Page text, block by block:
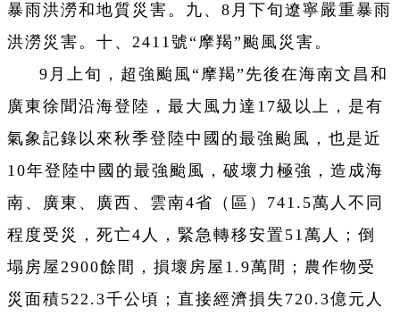
暴雨洪澇和地質災害。九、8月下旬遼寧嚴重暴雨
洪澇災害。十、2411號“摩羯”颱風災害。
9月上旬，超強颱風“摩羯”先後在海南文昌和
廣東徐聞沿海登陸，最大風力達17級以上，是有
氣象記錄以來秋季登陸中國的最強颱風，也是近
10年登陸中國的最強颱風，破壞力極強，造成海
南、廣東、廣西、雲南4省（區）741.5萬人不同
程度受災，死亡4人，緊急轉移安置51萬人；倒
塌房屋2900餘間，損壞房屋1.9萬間；農作物受
災面積522.3千公頃；直接經濟損失720.3億元人